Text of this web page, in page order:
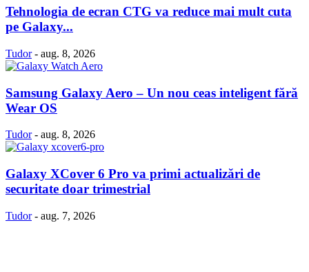
Tehnologia de ecran CTG va reduce mai mult cuta
pe Galaxy...
Tudor - aug. 8, 2026
Samsung Galaxy Aero – Un nou ceas inteligent fără
Wear OS
Tudor - aug. 8, 2026
Galaxy XCover 6 Pro va primi actualizări de
securitate doar trimestrial
Tudor - aug. 7, 2026